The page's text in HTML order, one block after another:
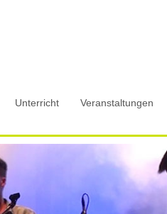
Unterricht Veranstaltungen